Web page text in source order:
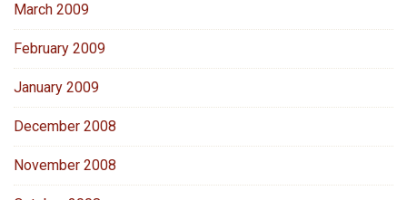
March 2009
February 2009
January 2009
December 2008
November 2008